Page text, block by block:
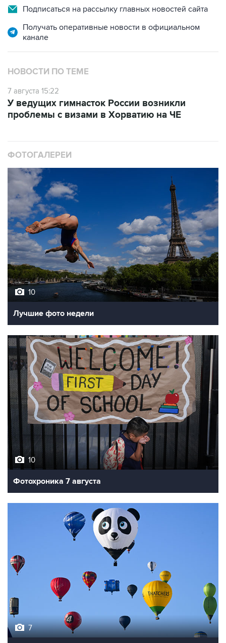
Получать оперативные новости в официальном
канале
НОВОСТИ ПО ТЕМЕ
7 августа 15:22
проблемы с визами в Хорватию на ЧЕ
10
Лучшие фото недели
10
Фотохроника 7 августа
Фестиваль воздухоплавания в Бристоле